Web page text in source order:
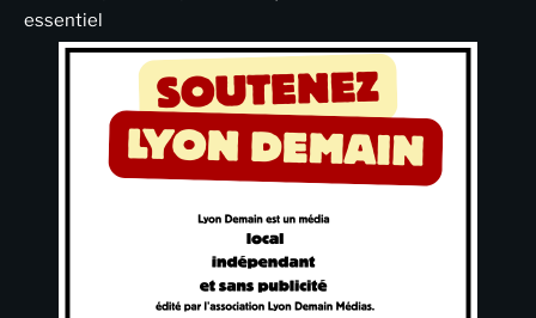
essentiel